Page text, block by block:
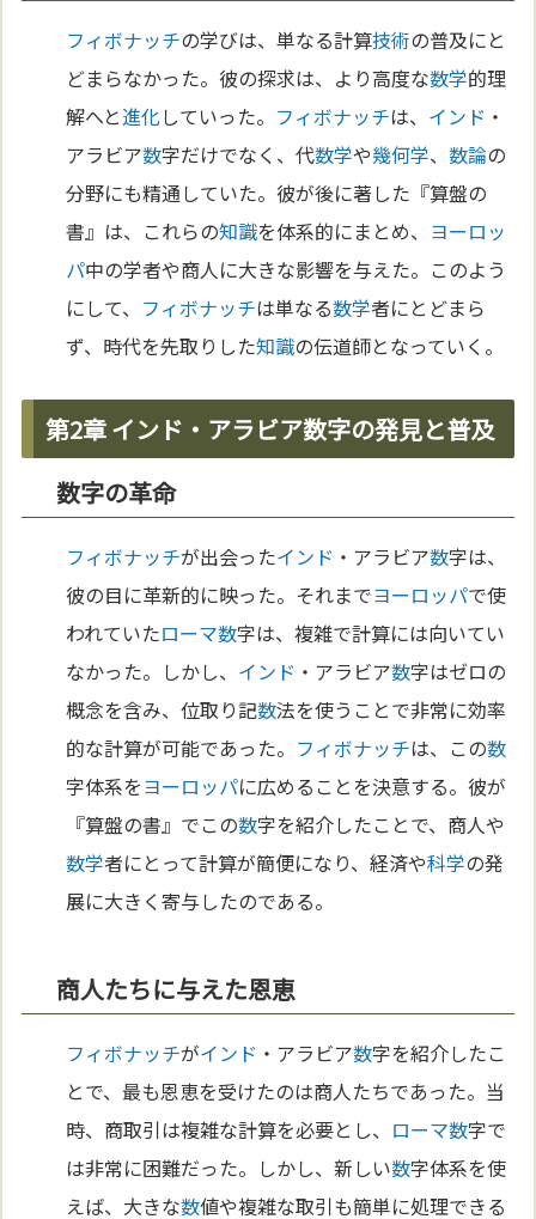
フィボナッチの学びは、単なる計算技術の普及にと
どまらなかった。彼の探求は、より高度な数学的理
解へと進化していった。 フィボナッチは、 インド ・
アラビア数字だけでなく、代数学や幾何学、数論の
分野にも精通していた。彼が後に著した『算盤の
書』は、これらの知識を体系的にまとめ、 ヨーロッ
パ中の学者や商人に大きな影響を与えた。このよう
にして、 フィボナッチは単なる数学者にとどまら
ず、時代を先取りした知識の伝道師となっていく。
第2章 インド・アラビア数字の発見と普及
数字の革命
フィボナッチが出会ったインド ・アラビア数字は、
彼の目に革新的に映った。それまでヨーロッパで使
われていたローマ数字は、複雑で計算には向いてい
なかった。しかし、 インド ・アラビア数字はゼロの
概念を含み、位取り記数法を使うことで非常に効率
的な計算が可能であった。 フィボナッチは、この数
字体系をヨーロッパに広めることを決意する。彼が
『算盤の書』でこの数字を紹介したことで、商人や
数学者にとって計算が簡便になり、経済や科学の発
展に大きく寄与したのである。
商人たちに与えた恩恵
フィボナッチがインド ・アラビア数字を紹介したこ
とで、最も恩恵を受けたのは商人たちであった。当
時、商取引は複雑な計算を必要とし、 ローマ数字で
は非常に困難だった。しかし、新しい数字体系を使
えば、大きな数値や複雑な取引も簡単に処理できる